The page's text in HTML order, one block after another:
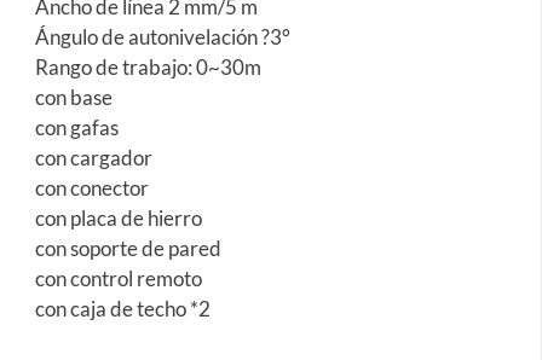
Ancho de línea 2 mm/5 m
Ángulo de autonivelación ?3°
Rango de trabajo: 0~30m
con base
con gafas
con cargador
con conector
con placa de hierro
con soporte de pared
con control remoto
con caja de techo *2